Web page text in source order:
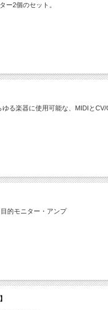
ー2個のセット。
る楽器に使用可能な、MIDIと
的モニター・アンプ